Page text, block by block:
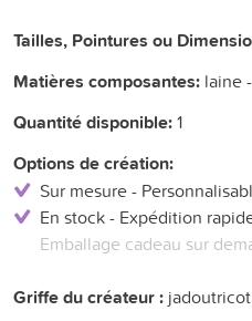
Tailles, Pointures ou
Matières composantes: laine
Quantité disponible:1
Options de création:
Sur mesure -
En stock - Expédition
Emballage cadeau sur
Griffe du créateur : jadoutricot